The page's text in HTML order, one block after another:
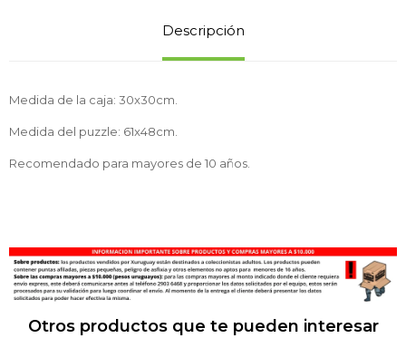
Descripción
Medida de la caja: 30x30cm.
Medida del puzzle: 61x48cm.
Recomendado para mayores de 10 años.
Otros productos que te pueden interesar